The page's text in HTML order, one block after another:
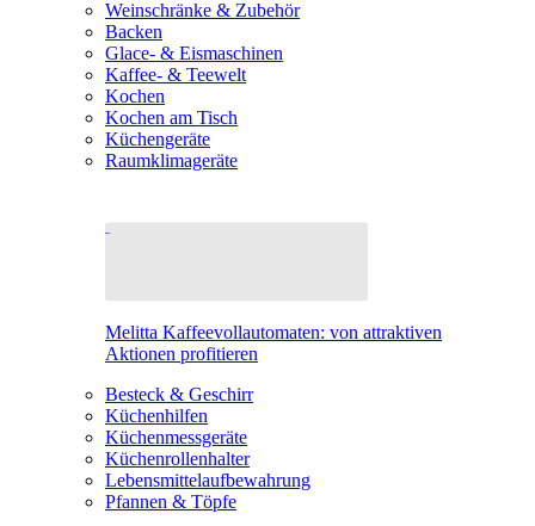
Weinschränke & Zubehör
Backen
Glace- & Eismaschinen
Kaffee- & Teewelt
Kochen
Kochen am Tisch
Küchengeräte
Raumklimageräte
Melitta Kaffeevollautomaten: von attraktiven
Aktionen profitieren
Besteck & Geschirr
Küchenhilfen
Küchenmessgeräte
Küchenrollenhalter
Lebensmittelaufbewahrung
Pfannen & Töpfe